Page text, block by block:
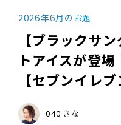
2026年6月のお題
【ブラックサ
トアイスが登
【セブンイレブ
040 きな